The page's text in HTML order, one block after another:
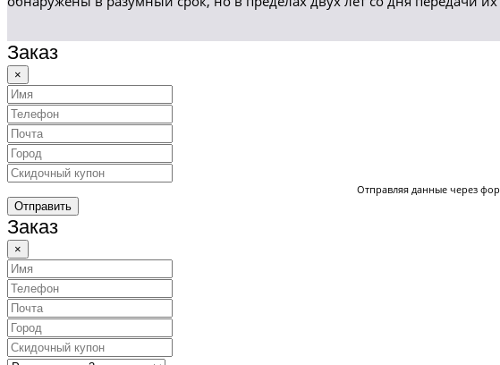
Заказ
×
Отправляя данные через
Отправить
Заказ
×